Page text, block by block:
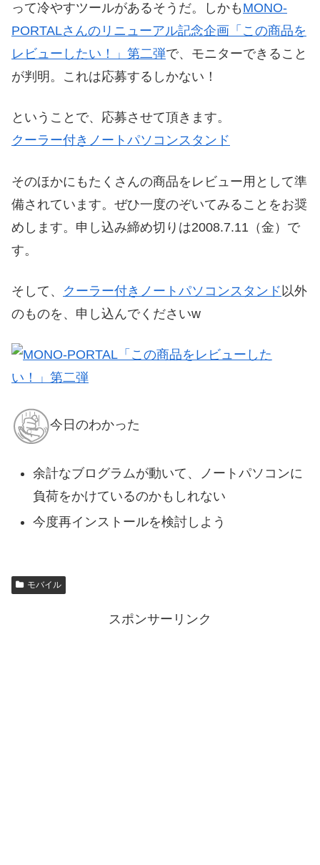
って冷やすツールがあるそうだ。しかも MONO-
PORTALさんのリニューアル記念企画「この商品を
レビューしたい！」第二弾で、モニターできること
が判明。これは応募するしかない！
ということで、応募させて頂きます。
クーラー付きノートパソコンスタンド
そのほかにもたくさんの商品をレビュー用として準
備されています。ぜひ一度のぞいてみることをお奨
めします。申し込み締め切りは2008.7.11（金）で
す。
そして、 クーラー付きノートパソコンスタンド 以外
のものを、申し込んでくださいw
今日のわかった
余計なブログラムが動いて、ノートパソコンに
負荷をかけているのかもしれない
今度再インストールを検討しよう
モバイル
スポンサーリンク